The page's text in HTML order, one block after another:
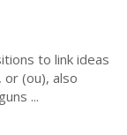
to link ideas
or (ou), also
...